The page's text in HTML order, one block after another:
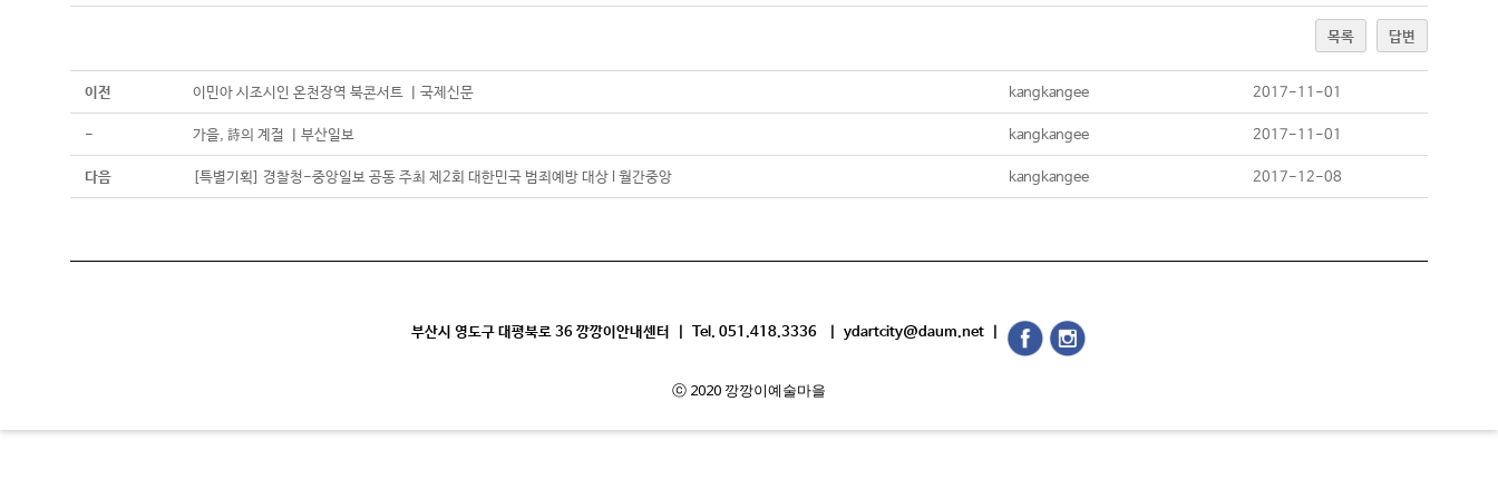
목록 답변
이전 이민아 시조시인 온천장역 북콘서트 ㅣ국제신문 kangkangee 2017-11-01
- 가을, 詩의 계절 ㅣ부산일보 kangkangee 2017-11-01
다음 [특별기획] 경찰청-중앙일보 공동 주최 제2회 대한민국 범죄예방 대상 l 월간중앙 kangkangee 2017-12-08
부산시 영도구 대평북로 36 깡깡이안내센터 | Tel. 051.418.3336 | ydartcity@daum.net |
ⓒ 2020 깡깡이예술마을